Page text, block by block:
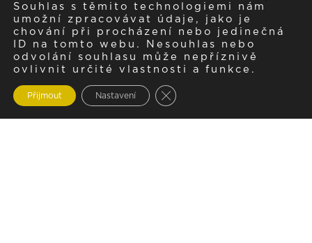
Souhlas s těmito technologiemi nám
umožní zpracovávat údaje, jako je
chování při procházení nebo jedinečná
ID na tomto webu. Nesouhlas nebo
odvolání souhlasu může nepříznivě
ovlivnit určité vlastnosti a funkce.
Přijmout Nastavení Zavřít cookie lištu GDPR